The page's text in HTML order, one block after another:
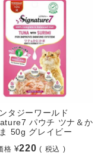
タジーワールド
パウチ ツナ＆か
50g グレイビー
格 ¥220
税込